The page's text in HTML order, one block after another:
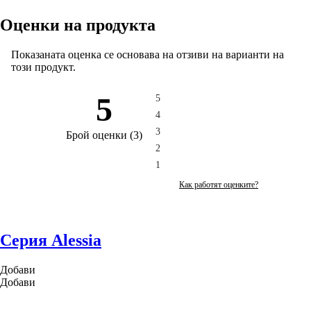
Оценки на продукта
Показаната оценка се основава на отзиви на варианти на
този продукт.
5
Брой оценки (3)
5
4
3
2
1
Как работят оценките?
Серия Alessia
Добави
Добави